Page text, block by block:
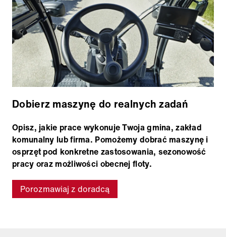
Dobierz maszynę do realnych zadań
Opisz, jakie prace wykonuje Twoja gmina, zakład
komunalny lub firma. Pomożemy dobrać maszynę i
osprzęt pod konkretne zastosowania, sezonowość
pracy oraz możliwości obecnej floty.
Porozmawiaj z doradcą